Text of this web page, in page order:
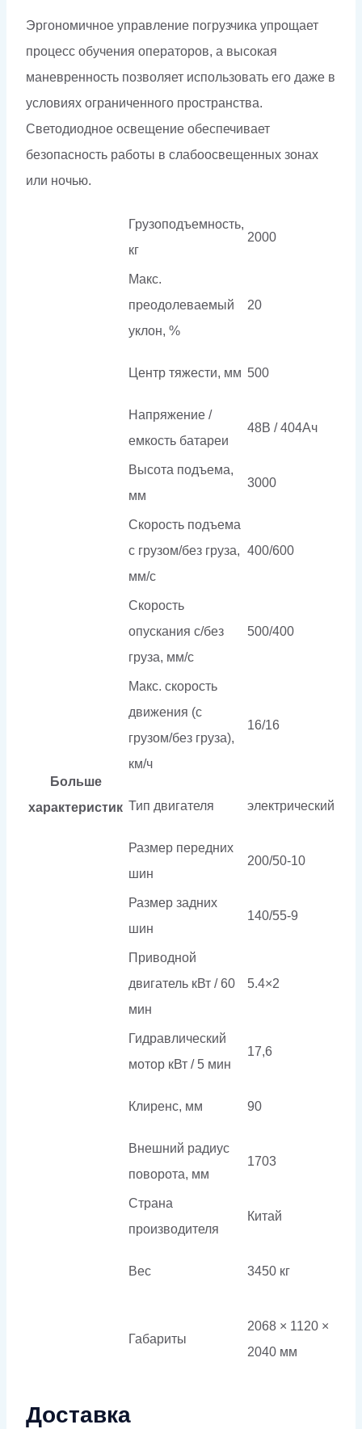
Эргономичное управление погрузчика упрощает
процесс обучения операторов, а высокая
маневренность позволяет использовать его даже в
условиях ограниченного пространства.
Светодиодное освещение обеспечивает
безопасность работы в слабоосвещенных зонах
или ночью.
Больше
характеристик
Грузоподъемность,
кг
2000
Макс.
преодолеваемый
уклон, %
20
Центр тяжести, мм 500
Напряжение /
емкость батареи
48В / 404Ач
Высота подъема,
мм
3000
Скорость подъема
с грузом/без груза,
мм/с
400/600
Скорость
опускания c/без
груза, мм/с
500/400
Макс. скорость
движения (с
грузом/без груза),
км/ч
16/16
Тип двигателя электрический
Размер передних
шин
200/50-10
Размер задних
шин
140/55-9
Приводной
двигатель кВт / 60
мин
5.4×2
Гидравлический
мотор кВт / 5 мин
17,6
Клиренс, мм 90
Внешний радиус
поворота, мм
1703
Страна
производителя
Китай
Вес 3450 кг
Габариты
2068 × 1120 ×
2040 мм
Доставка